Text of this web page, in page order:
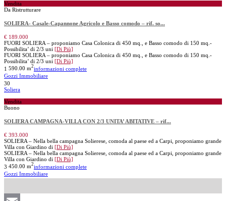
Vendita
Da Ristrutturare
SOLIERA- Casale-Capannone Agricolo e Basso comodo – rif. so...
€ 189.000
FUORI SOLIERA – proponiamo Casa Colonica di 450 mq., e Basso comodo di 150 mq.-
Possibilita’ di 2/3 uni [Di Più]
FUORI SOLIERA – proponiamo Casa Colonica di 450 mq., e Basso comodo di 150 mq.-
Possibilita’ di 2/3 uni [Di Più]
1 590.00 m2informazioni complete
Gozzi Immobiliare
30
Soliera
Vendita
Buono
SOLIERA CAMPAGNA-VILLA CON 2/3 UNITA’ ABITATIVE – rif...
€ 393.000
SOLIERA – Nella bella campagna Solierese, comoda al paese ed a Carpi, proponiamo grande
Villa con Giardino di [Di Più]
SOLIERA – Nella bella campagna Solierese, comoda al paese ed a Carpi, proponiamo grande
Villa con Giardino di [Di Più]
3 450.00 m2informazioni complete
Gozzi Immobiliare